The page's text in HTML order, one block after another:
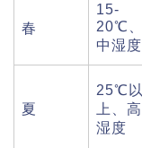
春
15-
20℃、
中湿度
夏
25℃以
上、高
湿度